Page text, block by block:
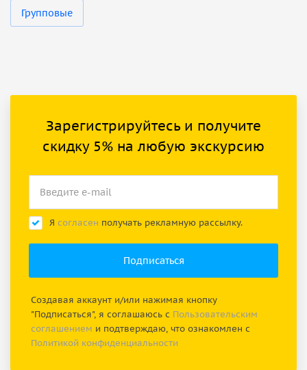
Групповые
Зарегистрируйтесь и получите
скидку 5% на любую экскурсию
Я согласен получать рекламную рассылку.
Создавая аккаунт и/или нажимая кнопку
"Подписаться", я соглашаюсь с Пользовательским
соглашением и подтверждаю, что ознакомлен с
Политикой конфиденциальности